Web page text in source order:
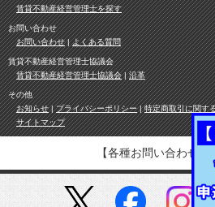
賃貸不動産経営管理士を探す
お問い合わせ
お問い合わせ
よくある質問
賃貸不動産経営管理士協議会
賃貸不動産経営管理士協議会
沿革
その他
お知らせ
プライバシーポリシー 特定商取引に関す
サイトマップ
【各種お問い合わせ先は